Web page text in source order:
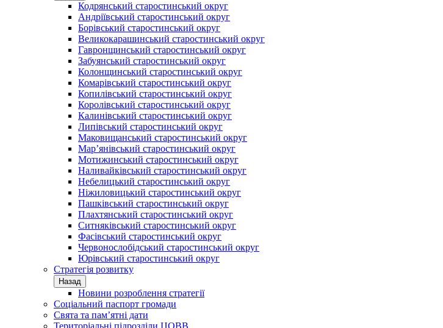
Кодрянський старостинський округ
Андріївський старостинський округ
Борівський старостинський округ
Великокарашинський старостинський округ
Гавронщинський старостинський округ
Забуянський старостинський округ
Колонщинський старостинський округ
Комарівський старостинський округ
Копилівський старостинський округ
Королівський старостинський округ
Калинівський старостинський округ
Липівський старостинський округ
Маковищанський старостинський округ
Мар’янівський старостинський округ
Мотижинський старостинський округ
Наливайківський старостинський округ
Небелицький старостинський округ
Ніжиловицький старостинський округ
Пашківський старостинський округ
Плахтянський старостинський округ
Ситняківський старостинський округ
Фасівський старостинський округ
Червонослобідський старостинський округ
Юрівський старостинський округ
Стратегія розвитку
Назад
Новини розроблення стратегії
Соціальний паспорт громади
Свята та пам’ятні дати
Територіальні підрозділи ЦОВВ